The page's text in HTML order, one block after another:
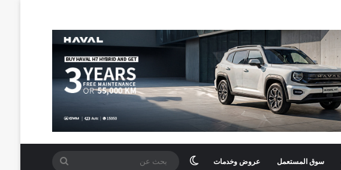
سوق المستعمل عروض وخدمات الوضع المظلم بحث